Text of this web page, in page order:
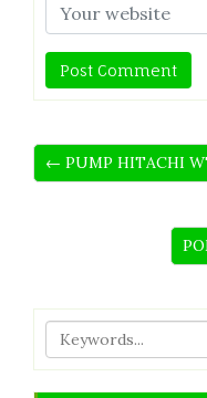
← PUMP HITACHI